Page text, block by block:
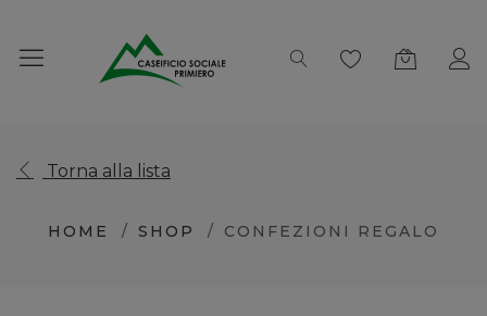
Torna alla lista
HOME SHOP CONFEZIONI REGALO